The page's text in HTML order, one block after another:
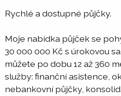
Rychlé a dostupné půjčky.
Moje nabídka půjček se
30 000 000 Kč s úrokovou
můžete po dobu 12 až 360
služby: finanční asistence,
nebankovní půjčky,